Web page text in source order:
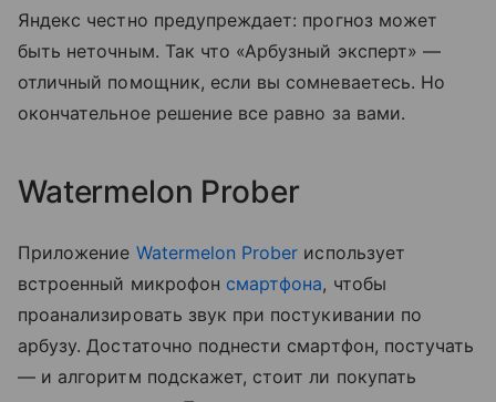
Яндекс честно предупреждает: прогноз может
быть неточным. Так что «Арбузный эксперт» —
отличный помощник, если вы сомневаетесь. Но
окончательное решение все равно за вами.
Watermelon Prober
Приложение Watermelon Prober использует
встроенный микрофон смартфона, чтобы
проанализировать звук при постукивании по
арбузу. Достаточно поднести смартфон, постучать
— и алгоритм подскажет, стоит ли покупать